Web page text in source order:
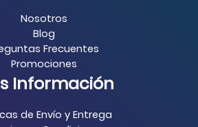
Nosotros
Blog
Frecuentes
Promociones
Información
de Envío y Entrega